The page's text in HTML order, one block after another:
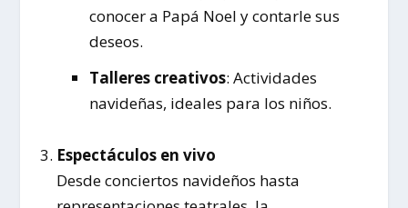
conocer a Papá Noel y contarle sus
deseos.
Talleres creativos: Actividades
navideñas, ideales para los niños.
Espectáculos en vivo
Desde conciertos navideños hasta